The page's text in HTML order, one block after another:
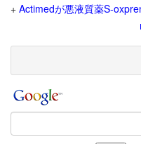
+ Actimedが悪液質薬S-